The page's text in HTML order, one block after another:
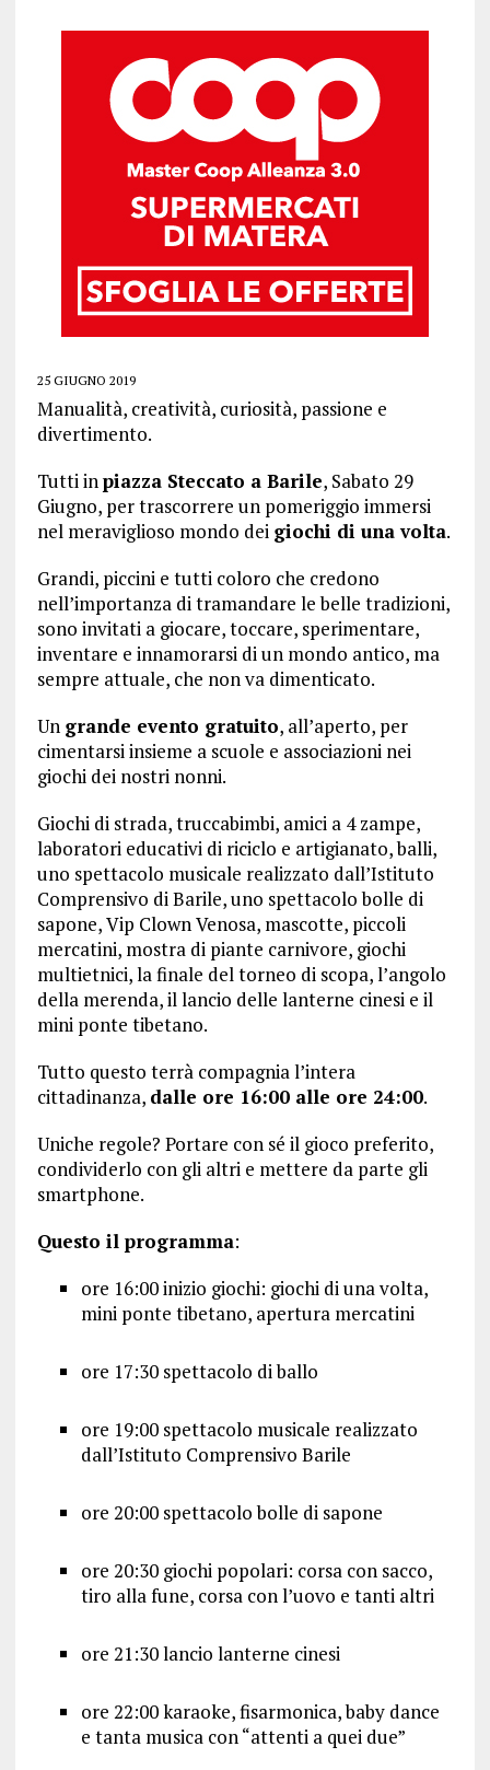
25 GIUGNO 2019
Manualità, creatività, curiosità, passione e
divertimento.
Tutti inpiazza Steccato a Barile, Sabato 29
Giugno, per trascorrere un pomeriggio immersi
nel meraviglioso mondo dei giochi di una volta.
Grandi, piccini e tutti coloro che credono
nell’importanza di tramandare le belle tradizioni,
sono invitati a giocare, toccare, sperimentare,
inventare e innamorarsi di un mondo antico, ma
sempre attuale, che non va dimenticato.
Un grande evento gratuito, all’aperto, per
cimentarsi insieme a scuole e associazioni nei
giochi dei nostri nonni.
Giochi di strada, truccabimbi, amici a 4 zampe,
laboratori educativi di riciclo e artigianato, balli,
uno spettacolo musicale realizzato dall’Istituto
Comprensivo di Barile, uno spettacolo bolle di
sapone, Vip Clown Venosa, mascotte, piccoli
mercatini, mostra di piante carnivore, giochi
multietnici, la finale del torneo di scopa, l’angolo
della merenda, il lancio delle lanterne cinesi e il
mini ponte tibetano.
Tutto questo terrà compagnia l’intera
cittadinanza, dalle ore 16:00 alle ore 24:00.
Uniche regole? Portare con sé il gioco preferito,
condividerlo con gli altri e mettere da parte gli
smartphone.
Questo il programma:
ore 16:00 inizio giochi: giochi di una volta,
mini ponte tibetano, apertura mercatini
ore 17:30 spettacolo di ballo
ore 19:00 spettacolo musicale realizzato
dall’Istituto Comprensivo Barile
ore 20:00 spettacolo bolle di sapone
ore 20:30 giochi popolari: corsa con sacco,
tiro alla fune, corsa con l’uovo e tanti altri
ore 21:30 lancio lanterne cinesi
ore 22:00 karaoke, fisarmonica, baby dance
e tanta musica con “attenti a quei due”